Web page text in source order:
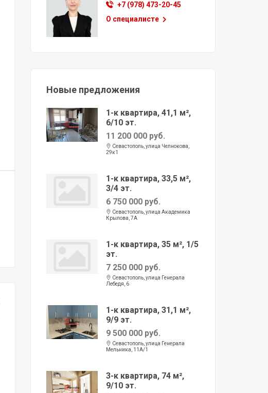
+7 (978) 473-20-45
О специалисте
Новые предложения
1-к квартира, 41,1 м²,
6/10 эт.
11 200 000 руб.
Севастополь, улица Челнокова,
29к1
1-к квартира, 33,5 м²,
3/4 эт.
6 750 000 руб.
Севастополь, улица Академика
Крылова, 7А
1-к квартира, 35 м², 1/5
эт.
7 250 000 руб.
Севастополь, улица Генерала
Лебедя, 6
1-к квартира, 31,1 м²,
9/9 эт.
9 500 000 руб.
Севастополь, улица Генерала
Мельника, 11А/1
3-к квартира, 74 м²,
9/10 эт.